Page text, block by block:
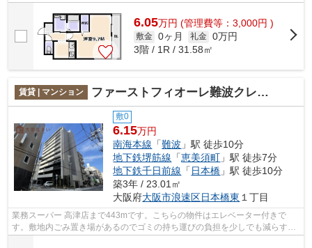
敷地内ごみ置き場です。こだわりポイン...
6.05万円 (管理費等：3,000円 )
敷金 0ヶ月 礼金 0万円
3階 / 1R / 31.58㎡
賃貸 | マンション ファーストフィオーレ難波クレシア
敷0
6.15万円
南海本線 「難波 」駅 徒歩10分
地下鉄堺筋線 「恵美須町 」駅 徒歩7分
地下鉄千日前線 「日本橋 」駅 徒歩10分
築3年 / 23.01㎡
大阪府大阪市浪速区日本橋東 １丁目
業務スーパー 高津店まで443mです。こちらの物件はエレベーター付きで
す。敷地内ごみ置き場があるのでゴミの持ち運びの負担を少しでも減らすこ